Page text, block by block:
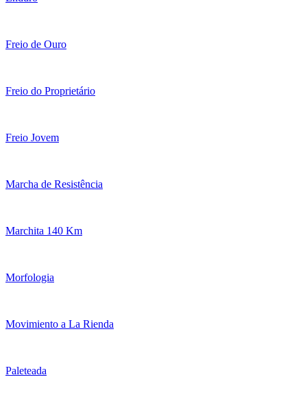
Freio de Ouro
Freio do Proprietário
Freio Jovem
Marcha de Resistência
Marchita 140 Km
Morfologia
Movimiento a La Rienda
Paleteada